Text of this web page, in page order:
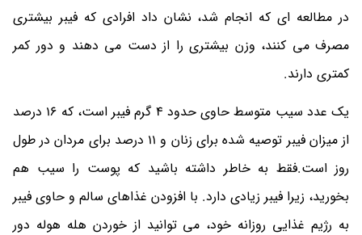
در مطالعه ای که انجام شد، نشان داد افرادی که فیبر بیشتری
مصرف می کنند، وزن بیشتری را از دست می دهند و دور کمر
کمتری دارند.
یک عدد سیب متوسط حاوی حدود 4 گرم فیبر است، که 16 درصد
از میزان فیبر توصیه شده برای زنان و 11 درصد برای مردان در طول
روز است.فقط به خاطر داشته باشید که پوست را سیب هم
بخورید، زیرا فیبر زیادی دارد. با افزودن غذاهای سالم و حاوی فیبر
به رژیم غذایی روزانه خود، می توانید از خوردن هله هوله دور